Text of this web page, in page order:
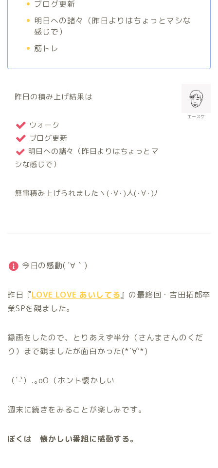
ブログ更新
明日への諸々（昨日よりはちょっとマシな
感じで）
筋トレ
エースケ
昨日の積み上げ結果は
ウォーク
ブログ更新
明日への諸々（昨日よりはちょっとマ
シな感じで）
無事積み上げられましたヽ(･∀･)人(･∀･)ﾉ
今日の感動( ´∀｀)
昨日『LOVE LOVE あいしてる』の最終回・吉田拓郎卒
業SPを観ました。
録画をしたので、とりあえず半分（さんまさんのくだ
り）まで観ましたが面白かった(*´∀`*)
（´-`）.｡oO（ホント懐かしい
週末に続きをみることが楽しみです。
ぼくは 懐かしい番組に感動する。